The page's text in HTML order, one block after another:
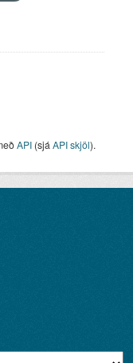
API (sjá API skjöl).